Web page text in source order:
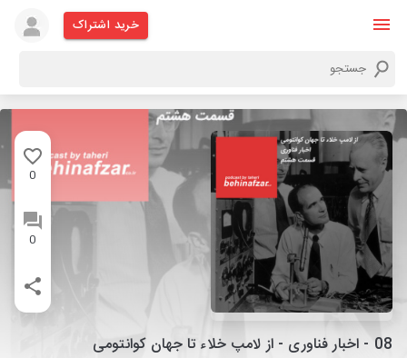
خرید اشتراک
0
0
08 - اخبار فناوری - از لامپ خلاء تا جهان کوانتومی